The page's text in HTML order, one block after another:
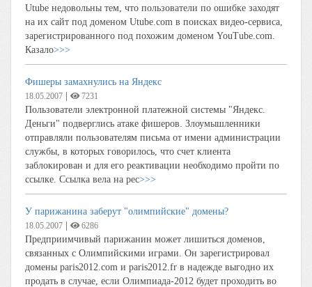
Utube недовольны тем, что пользователи по ошибке заходят
на их сайт под доменом Utube.com в поисках видео-сервиса,
зарегистрированного под похожим доменом YouTube.com.
Казало>>>
Фишеры замахнулись на Яндекс
18.05.2007 7231
Пользователи электронной платежной системы "Яндекс.
Деньги" подверглись атаке фишеров. Злоумышленники
отправляли пользователям письма от имени администрации
службы, в которых говорилось, что счет клиента
заблокирован и для его реактивации необходимо пройти по
ссылке. Ссылка вела на рес>>>
У парижанина заберут "олимпийские" домены?
18.05.2007 6286
Предприимчивый парижанин может лишиться доменов,
связанных с Олимпийскими играми. Он зарегистрировал
домены paris2012.com и paris2012.fr в надежде выгодно их
продать в случае, если Олимпиада-2012 будет проходить во